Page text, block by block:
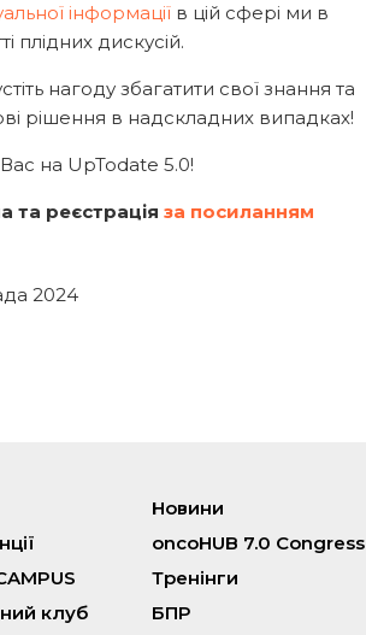
інформації в цій сфері ми в
плідних дискусій.
нагоду збагатити свої знання та
рішення в надскладних випадках!
на UpTodate 5.0!
та реєстрація за посиланням
2024
Новини
oncoHUB 7.0 Congress
Тренінги
клуб
БПР